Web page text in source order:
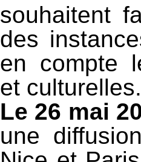
souhaitent
des
en compte
et culturelles.
Le 26 mai
une